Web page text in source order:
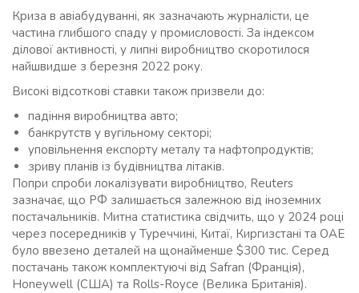
Криза в авіабудуванні, як зазначають журналісти, це
частина глибшого спаду у промисловості. За індексом
ділової активності, у липні виробництво скоротилося
найшвидше з березня 2022 року.
Високі відсоткові ставки також призвели до:
падіння виробництва авто;
банкрутств у вугільному секторі;
уповільнення експорту металу та нафтопродуктів;
зриву планів із будівництва літаків.
Попри спроби локалізувати виробництво, Reuters
зазначає, що РФ залишається залежною від іноземних
постачальників. Митна статистика свідчить, що у 2024 році
через посередників у Туреччині, Китаї, Киргизстані та ОАЕ
було ввезено деталей на щонайменше $300 тис. Серед
постачань також комплектуючі від Safran (Франція),
Honeywell (США) та Rolls-Royce (Велика Британія).